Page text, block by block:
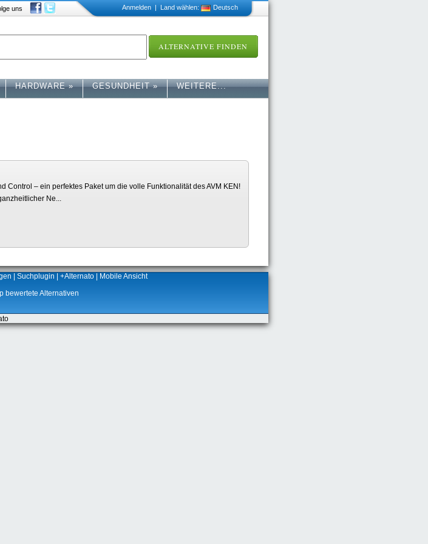
uns Anmelden | Land wählen: Deutsch
ALTERNATIVE FINDEN
HARDWARE» GESUNDHEIT» WEITERE...
Control – ein perfektes Paket um die volle Funktionalität des AVM KEN!
Ne...
Suchplugin +Alternato
Mobile Ansicht
bewertete Alternativen